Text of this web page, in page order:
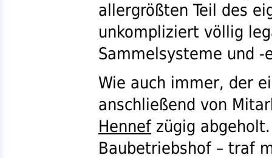
allergrößten Teil des
unkompliziert völlig
Sammelsysteme und -
Wie auch immer, der
anschließend von
Hennef zügig
Baubetriebshof – traf